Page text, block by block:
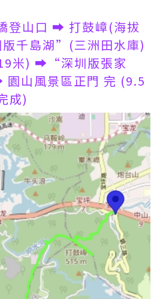
登山口 ➡️ 打鼓嶂(海拔
千島湖”(三洲田水庫)
米) ➡️“深圳版張家
山風景區正門 完 (9.5
成)